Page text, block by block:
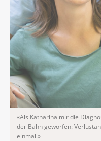
«Als Katharina mir die
der Bahn geworfen:
einmal.»